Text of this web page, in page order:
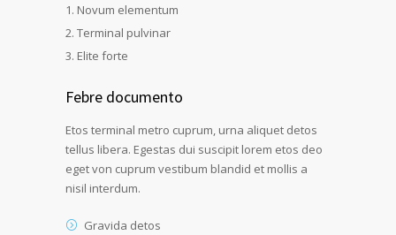
Novum elementum
Terminal pulvinar
Elite forte
Febre documento
Etos terminal metro cuprum, urna aliquet detos
tellus libera. Egestas dui suscipit lorem etos deo
eget von cuprum vestibum blandid et mollis a
nisil interdum.
Gravida detos